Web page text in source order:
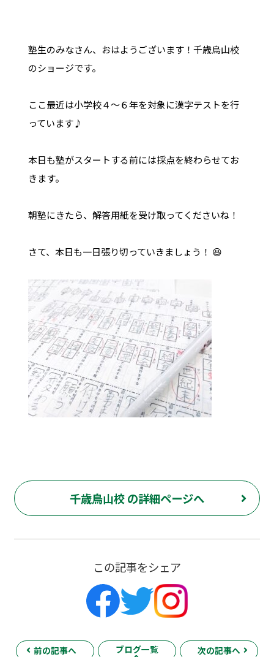
塾生のみなさん、おはようございます！千歳烏山校
のショージです。
ここ最近は小学校４〜６年を対象に漢字テストを行
っています♪
本日も塾がスタートする前には採点を終わらせてお
きます。
朝塾にきたら、解答用紙を受け取ってくださいね！
さて、本日も一日張り切っていきましょう！ 😆
千歳烏山校 の詳細ページへ
この記事をシェア
前の記事へ ブログ一覧 次の記事へ